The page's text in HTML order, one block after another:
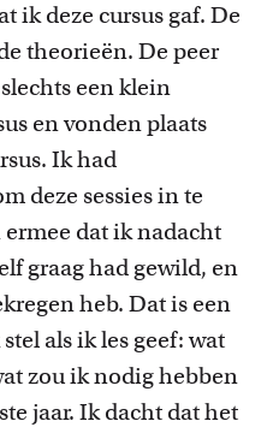
ik deze cursus gaf. De
theorieën. De peer
een klein
en vonden plaats
Ikhad
deze sessies in te
dat ik nadacht
graag had gewild, en
heb. Dat is een
als ik les geef: wat
zou ik nodig hebben
jaar. Ik dacht dat het